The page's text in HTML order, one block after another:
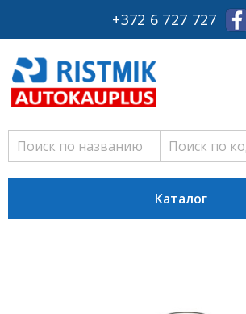
+372 6 727 727
Каталог